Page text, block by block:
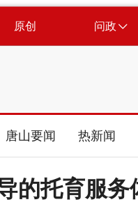
原创 问政
唐山要闻 热新闻
的托育服务